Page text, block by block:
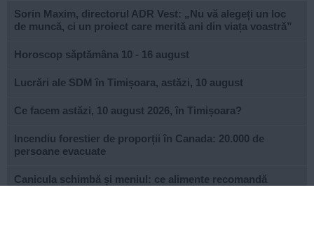
Sorin Maxim, directorul ADR Vest: „Nu vă alegeți un loc
de muncă, ci un proiect care merită ani din viața voastră”
Horoscop săptămâna 10 - 16 august
Lucrări ale SDM în Timișoara, astăzi, 10 august
Ce facem astăzi, 10 august 2026, în Timișoara?
Incendiu forestier de proporții în Canada: 20.000 de
persoane evacuate
Canicula schimbă și meniul: ce alimente recomandă